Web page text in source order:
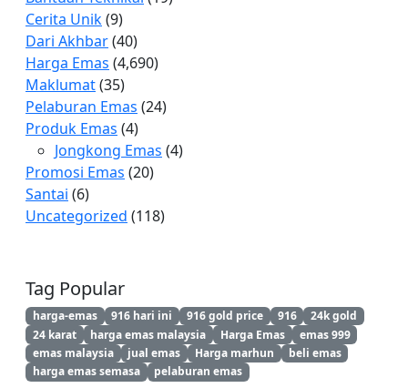
Cerita Unik(9)
Dari Akhbar(40)
Harga Emas (4,690)
Maklumat(35)
Pelaburan Emas (24)
Produk Emas (4)
Jongkong Emas (4)
Promosi Emas (20)
Santai (6)
Uncategorized (118)
Tag Popular
harga-emas 916 hari ini 916 gold price 916
24k gold
24 karat
harga emas malaysia Harga Emas
emas 999
emas malaysia
jual emas Harga marhun
beli emas
harga emas semasa
pelaburan emas